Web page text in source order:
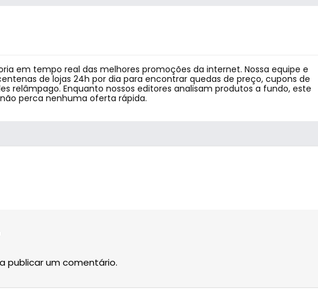
em tempo real das melhores promoções da internet. Nossa equipe e
de lojas 24h por dia para encontrar quedas de preço, cupons de
relâmpago. Enquanto nossos editores analisam produtos a fundo, este
perca nenhuma oferta rápida.
publicar um comentário.